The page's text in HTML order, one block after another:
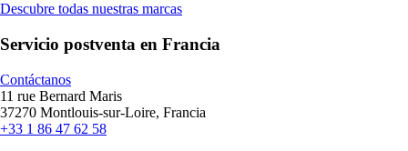
Descubre todas nuestras marcas
Servicio postventa en Francia
Contáctanos
11 rue Bernard Maris
37270 Montlouis-sur-Loire, Francia
+33 1 86 47 62 58